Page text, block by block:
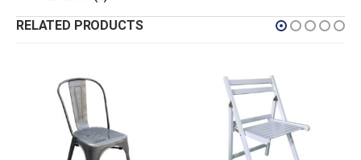
RELATED PRODUCTS